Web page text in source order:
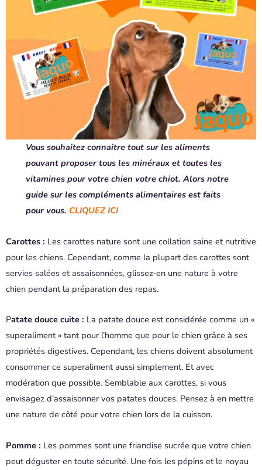
Vous souhaitez connaitre tout sur les aliments
pouvant proposer tous les minéraux et toutes les
vitamines pour votre chien votre chiot. Alors notre
guide sur les compléments alimentaires est faits
pour vous. CLIQUEZ ICI
Carottes : Les carottes nature sont une collation saine et nutritive
pour les chiens. Cependant, comme la plupart des carottes sont
servies salées et assaisonnées, glissez-en une nature à votre
chien pendant la préparation des repas.
Patate douce cuite : La patate douce est considérée comme un «
superaliment » tant pour l’homme que pour le chien grâce à ses
propriétés digestives. Cependant, les chiens doivent absolument
consommer ce superaliment aussi simplement. Et avec
modération que possible. Semblable aux carottes, si vous
envisagez d’assaisonner vos patates douces. Pensez à en mettre
une nature de côté pour votre chien lors de la cuisson.
Pomme : Les pommes sont une friandise sucrée que votre chien
peut déguster en toute sécurité. Une fois les pépins et le noyau